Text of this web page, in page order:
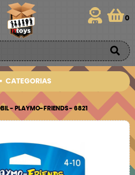
0
CATEGORIAS
- PLAYMO-FRIENDS - 6821